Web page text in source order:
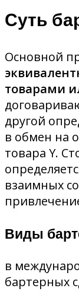
Суть
Основной
товарами
другой
в обмен на
товара Y.
взаимных
Виды
в
бартерных